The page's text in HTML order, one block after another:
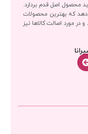
محصول اصل قدم بردارد.
که بهترین محصولات
در مورد اصالت کالاها نیز